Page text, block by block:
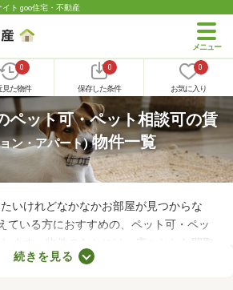
ト goo住宅・不動産
0
見た物件
0
保存した条件
0
お気に入り
ペット可・ペット相談可の賃
ン・アパート)物件一覧
いけれどなかなかお部屋が見つからな
ている方におすすめの、ペット可・ペッ
ます。物件のなかには、広々とした間取
いるお部屋もあります。人とペットが安
続きを見る